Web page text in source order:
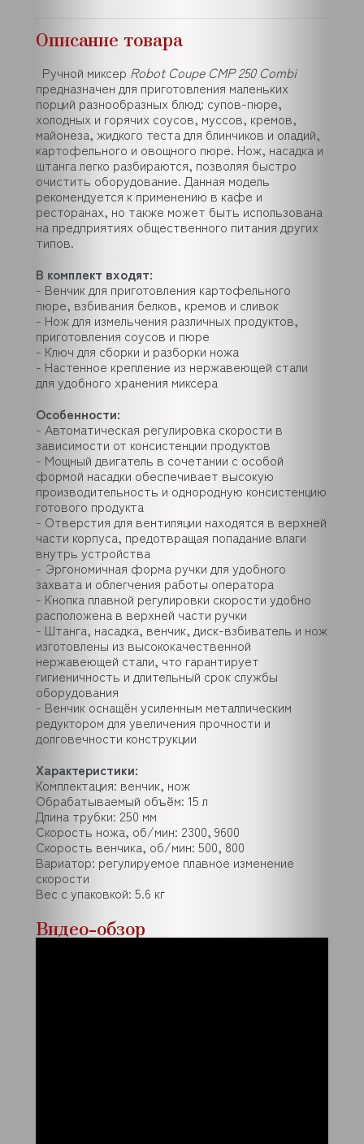
Описание товара
Ручной миксер Robot Coupe CMP 250 Combi
предназначен для приготовления маленьких
порций разнообразных блюд: супов-пюре,
холодных и горячих соусов, муссов, кремов,
майонеза, жидкого теста для блинчиков и оладий,
картофельного и овощного пюре. Нож, насадка и
штанга легко разбираются, позволяя быстро
очистить оборудование. Данная модель
рекомендуется к применению в кафе и
ресторанах, но также может быть использована
на предприятиях общественного питания других
типов.
В комплект входят:
- Венчик для приготовления картофельного
пюре, взбивания белков, кремов и сливок
- Нож для измельчения различных продуктов,
приготовления соусов и пюре
- Ключ для сборки и разборки ножа
- Настенное крепление из нержавеющей стали
для удобного хранения миксера
Особенности:
- Автоматическая регулировка скорости в
зависимости от консистенции продуктов
- Мощный двигатель в сочетании с особой
формой насадки обеспечивает высокую
производительность и однородную консистенцию
готового продукта
- Отверстия для вентиляции находятся в верхней
части корпуса, предотвращая попадание влаги
внутрь устройства
- Эргономичная форма ручки для удобного
захвата и облегчения работы оператора
- Кнопка плавной регулировки скорости удобно
расположена в верхней части ручки
- Штанга, насадка, венчик, диск-взбиватель и нож
изготовлены из высококачественной
нержавеющей стали, что гарантирует
гигиеничность и длительный срок службы
оборудования
- Венчик оснащён усиленным металлическим
редуктором для увеличения прочности и
долговечности конструкции
Характеристики:
Комплектация: венчик, нож
Обрабатываемый объём: 15 л
Длина трубки: 250 мм
Скорость ножа, об/мин: 2300, 9600
Скорость венчика, об/мин: 500, 800
Вариатор: регулируемое плавное изменение
скорости
Вес с упаковкой: 5.6 кг
Видео-обзор